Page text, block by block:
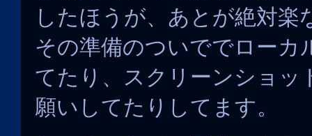
したほうが、あとが絶対楽
その準備のついででローカ
てたり、スクリーンショッ
願いしてたりしてます。